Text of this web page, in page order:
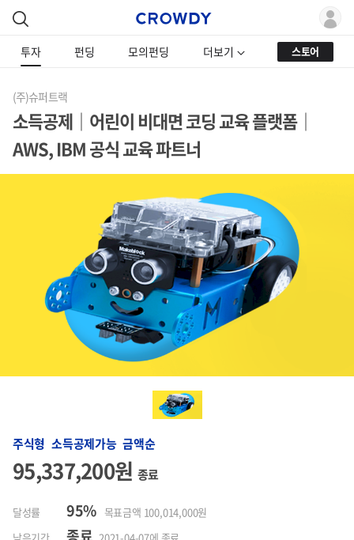
투자 펀딩 모의펀딩 더보기 스토어
(주)슈퍼트랙
소득공제｜어린이 비대면 코딩 교육 플랫폼｜
AWS, IBM 공식 교육 파트너
주식형 소득공제가능 금액순
95,337,200원 종료
달성률 95% 목표금액 100,014,000원
종료